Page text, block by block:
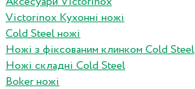
Victorinox Кухонні ножі
Cold Steel ножі
Ножі з фіксованим клинком Cold Steel
Ножі складні Cold Steel
Boker ножі